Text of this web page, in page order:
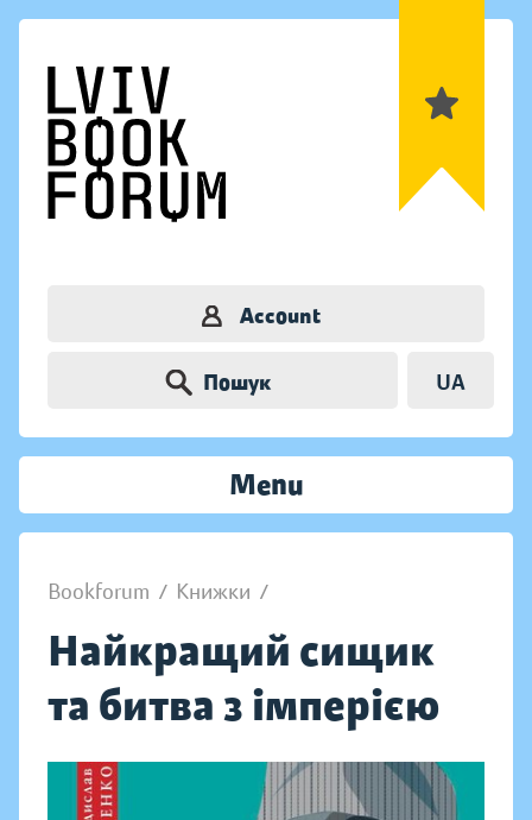
Account
Пошук UA
Menu
Bookforum / Книжки /
Найкращий сищик
та битва з імперією